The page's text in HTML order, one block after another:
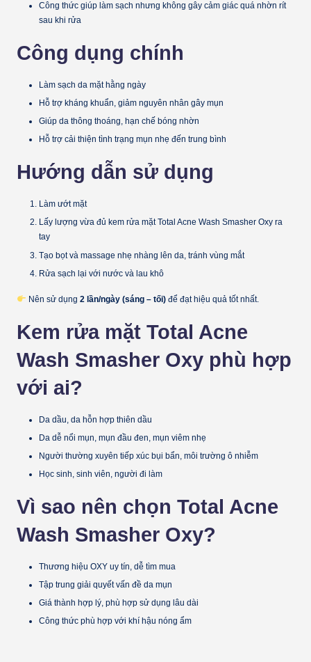
Công thức giúp làm sạch nhưng không gây cảm giác quá nhờn rít
sau khi rửa
Công dụng chính
Làm sạch da mặt hằng ngày
Hỗ trợ kháng khuẩn, giảm nguyên nhân gây mụn
Giúp da thông thoáng, hạn chế bóng nhờn
Hỗ trợ cải thiện tình trạng mụn nhẹ đến trung bình
Hướng dẫn sử dụng
Làm ướt mặt
Lấy lượng vừa đủ kem rửa mặt Total Acne Wash Smasher Oxy ra
tay
Tạo bọt và massage nhẹ nhàng lên da, tránh vùng mắt
Rửa sạch lại với nước và lau khô
Nên sử dụng 2 lần/ngày (sáng – tối)để đạt hiệu quả tốt nhất.
Kem rửa mặt Total Acne
Wash Smasher Oxy phù hợp
với ai?
Da dầu, da hỗn hợp thiên dầu
Da dễ nổi mụn, mụn đầu đen, mụn viêm nhẹ
Người thường xuyên tiếp xúc bụi bẩn, môi trường ô nhiễm
Học sinh, sinh viên, người đi làm
Vì sao nên chọn Total Acne
Wash Smasher Oxy?
Thương hiệu OXY uy tín, dễ tìm mua
Tập trung giải quyết vấn đề da mụn
Giá thành hợp lý, phù hợp sử dụng lâu dài
Công thức phù hợp với khí hậu nóng ẩm